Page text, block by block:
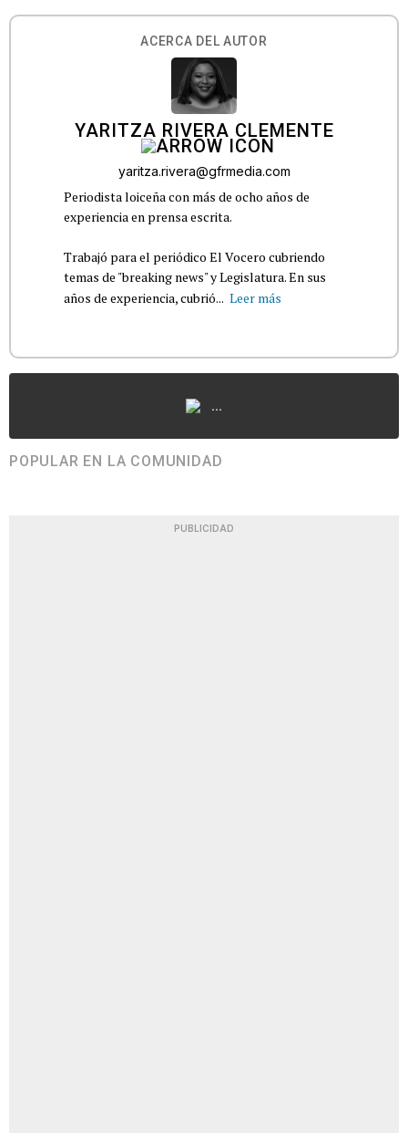
ACERCA DEL AUTOR
YARITZA RIVERA CLEMENTE
yaritza.rivera@gfrmedia.com
Periodista loiceña con más de ocho años de
experiencia en prensa escrita.
Trabajó para el periódico El Vocero cubriendo
temas de "breaking news" y Legislatura. En sus
años de experiencia, cubrió... Leer más
...
POPULAR EN LA COMUNIDAD
PUBLICIDAD